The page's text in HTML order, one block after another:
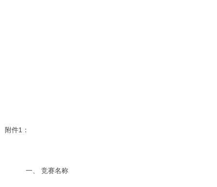
附件1 ：
一、 竞赛名称